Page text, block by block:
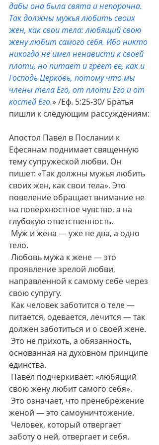
дабы она была свята и непорочна.
Так должны мужья любить своих
жен, как свои тела: любящий свою
жену любит самого себя. Ибо никто
никогда не имел ненависти к своей
плоти, но питает и греет ее, как и
Господь Церковь, потому что мы
члены тела Его, от плоти Его и от
костей Его.» /Еф. 5:25-30/ Братья
пишли к следующим рассуждениям:
Апостол Павел в Послании к
Ефесянам поднимает священную
тему супружеской любви. Он
пишет: «Так должны мужья любить
своих жен, как свои тела». Это
повеление обращает внимание не
на поверхностное чувство, а на
глубокую ответственность.
тело.
проявление зрелой любви,
направленной к самому себе через
свою супругу.
питается, одевается, лечится — так
должен заботиться и о своей жене.
основанная на духовном принципе
единства.
свою жену любит самого себя».
женой — это самоуничтожение.
заботу о ней, отвергает и себя.